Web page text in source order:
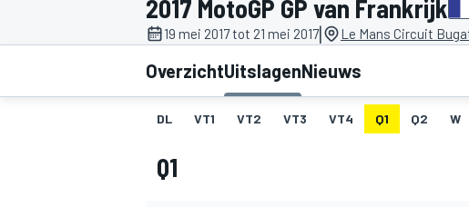
2017 MotoGP GP van Frankrijk
19 mei 2017 tot 21 mei 2017| Le Mans Circuit
OverzichtUitslagenNieuws
DL VT1 VT2 VT3 VT4 Q1 Q2 W
Q1